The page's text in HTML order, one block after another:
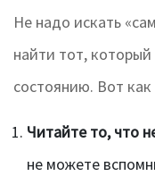
Не надо искать
найти тот,
состоянию. Вот как
Читайте то, что
не можете